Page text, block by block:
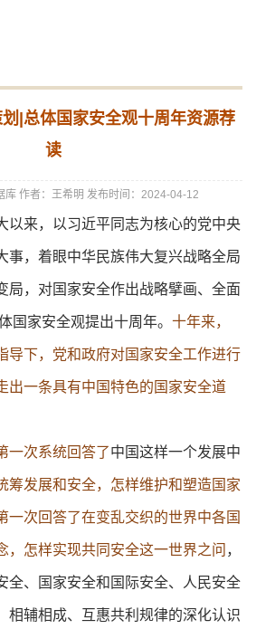
|总体国家安全观十周年资源荐
读
库 作者：王希明 发布时间：2024-04-12
以来，以习近平同志为核心的党中央
事，着眼中华民族伟大复兴战略全局
局，对国家安全作出战略擘画、全面
国家安全观提出十周年。 十年来，
导下，党和政府对国家安全工作进行
出一条具有中国特色的国家安全道
一次系统回答了中国这样一个发展中
筹发展和安全，怎样维护和塑造国家
一次回答了在变乱交织的世界中各国
，怎样实现共同安全这一世界之问 ，
全、国家安全和国际安全、人民安全
相辅相成、互惠共利规律的深化认识